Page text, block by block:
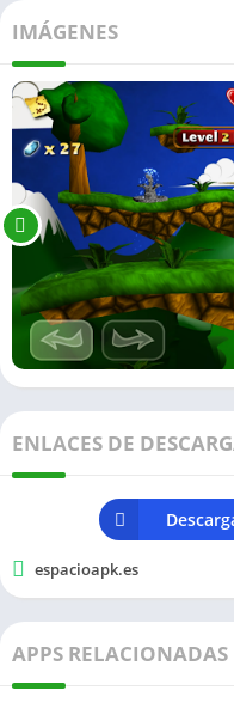
IMÁGENES
ENLACES DE
espacioapk.es
APPS RELACIONADAS